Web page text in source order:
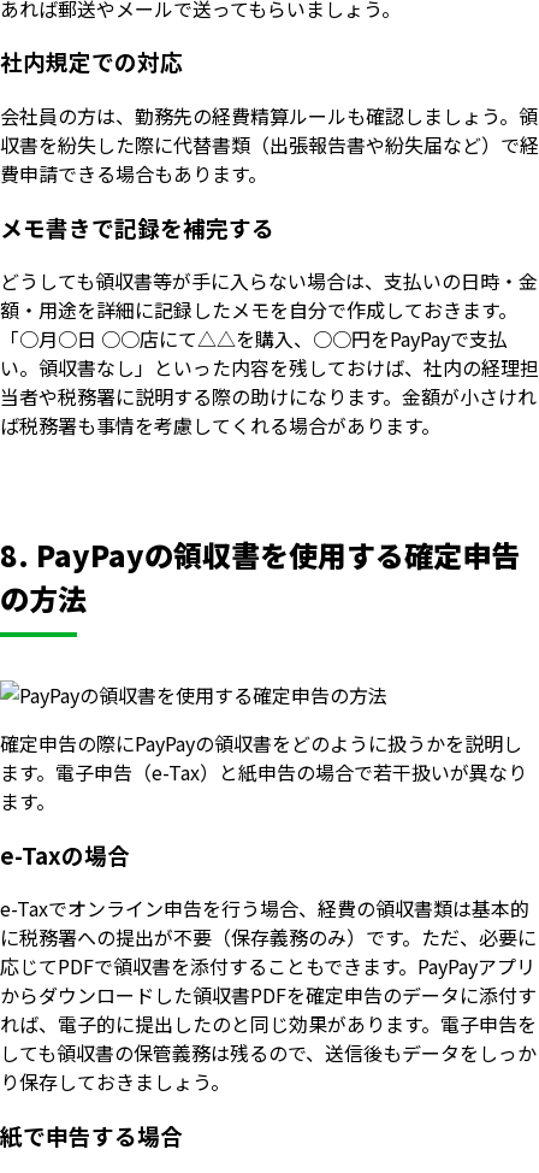
あれば郵送やメールで送ってもらいましょう。
社内規定での対応
会社員の方は、勤務先の経費精算ルールも確認しましょう。領
収書を紛失した際に代替書類（出張報告書や紛失届など）で経
費申請できる場合もあります。
メモ書きで記録を補完する
どうしても領収書等が手に入らない場合は、支払いの日時・金
額・用途を詳細に記録したメモを自分で作成しておきます。
「○月○日 ○○店にて△△を購入、○○円をPayPayで支払
い。領収書なし」といった内容を残しておけば、社内の経理担
当者や税務署に説明する際の助けになります。金額が小さけれ
ば税務署も事情を考慮してくれる場合があります。
8. PayPayの領収書を使用する確定申告
の方法
確定申告の際にPayPayの領収書をどのように扱うかを説明し
ます。電子申告（e-Tax）と紙申告の場合で若干扱いが異なり
ます。
e-Taxの場合
e-Taxでオンライン申告を行う場合、経費の領収書類は基本的
に税務署への提出が不要（保存義務のみ）です。ただ、必要に
応じてPDFで領収書を添付することもできます。PayPayアプリ
からダウンロードした領収書PDFを確定申告のデータに添付す
れば、電子的に提出したのと同じ効果があります。電子申告を
しても領収書の保管義務は残るので、送信後もデータをしっか
り保存しておきましょう。
紙で申告する場合